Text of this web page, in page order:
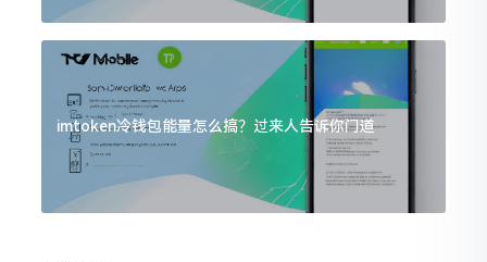
imtoken冷钱包能量怎么搞？过来人告诉你门道